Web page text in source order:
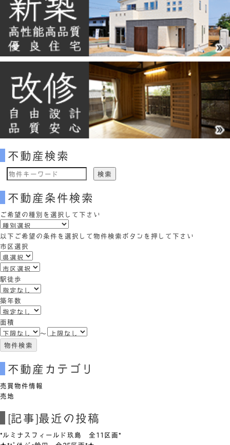
不動産検索
(キ
ー
ワ
ー
ド)
不動産条件検索
ご希望の種別を選択して下さい
以下ご希望の条件を選択して物件検索ボタンを押して下さい
市区選択
駅徒歩
築年数
面積
～
不動産カテゴリ
売買物件情報
売地
[記事]最近の投稿
*ルミナスフィールド玖島 全11区画*